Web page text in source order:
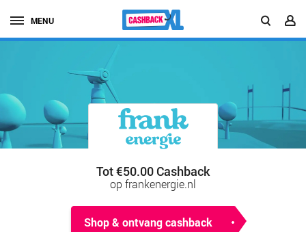
MENU
Tot €50.00 Cashback
op frankenergie.nl
Shop & ontvang cashback